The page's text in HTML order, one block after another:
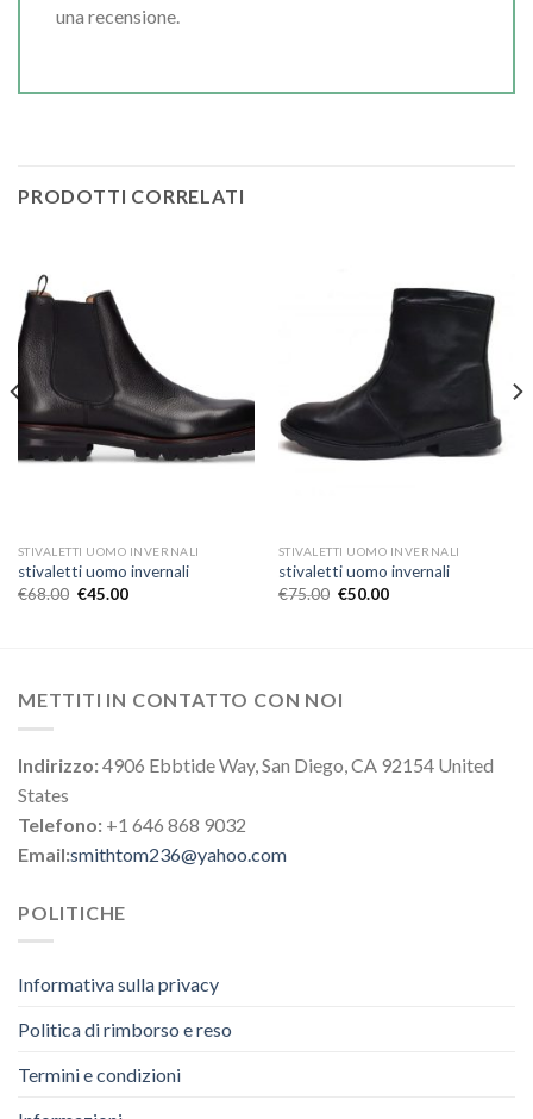
una recensione.
PRODOTTI CORRELATI
STIVALETTI UOMO INVERNALI
stivaletti uomo invernali
€68.00 €45.00
STIVALETTI UOMO INVERNALI
stivaletti uomo invernali
€75.00 €50.00
METTITI IN CONTATTO CON NOI
Indirizzo:4906 Ebbtide Way, San Diego, CA 92154 United
States
Telefono: +1 646 868 9032
Email:smithtom236@yahoo.com
POLITICHE
Informativa sulla privacy
Politica di rimborso e reso
Termini e condizioni